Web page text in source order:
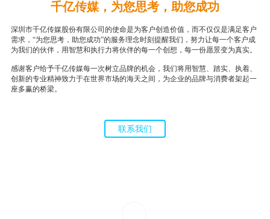
千亿传媒，为您思考，助您成功
深圳市千亿传媒股份有限公司的使命是为客户创造价值，而不仅仅是满足客户
需求，“为您思考，助您成功”的服务理念时刻提醒我们，努力让每一个客户成
为我们的伙伴，用智慧和执行力将伙伴的每一个创想，每一份愿景变为真实。
感谢客户给予千亿传媒每一次树立品牌的机会，我们将用智慧、踏实、执着、
创新的专业精神致力于在世界市场的海天之间，为企业的品牌与消费者架起一
座多赢的桥梁。
联系我们